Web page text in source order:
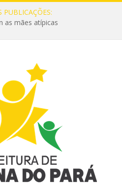
PUBLICAÇÕES:
as mães atípicas